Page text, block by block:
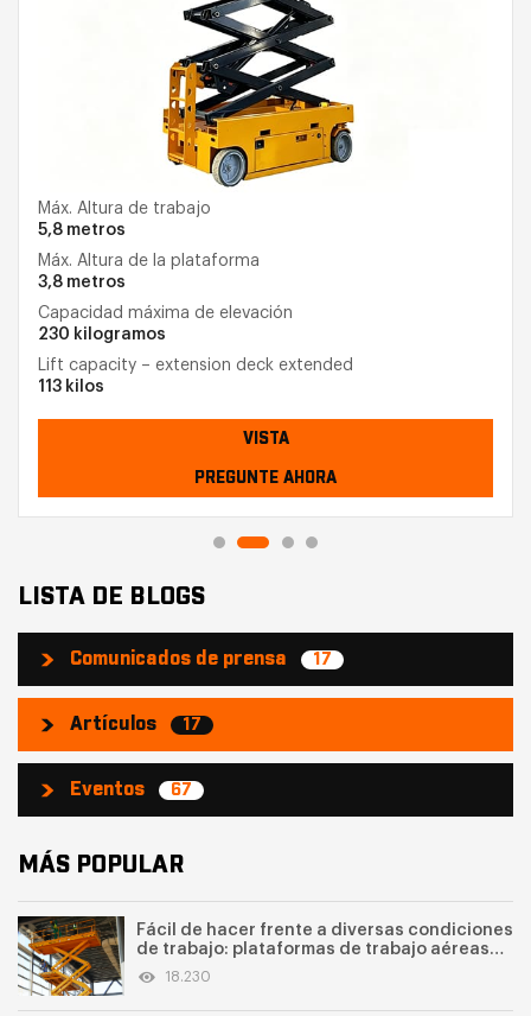
Máx. Altura de trabajo
5,8 metros
Máx. Altura de la plataforma
3,8 metros
Capacidad máxima de elevación
230 kilogramos
Lift capacity – extension deck extended
113 kilos
VISTA
PREGUNTE AHORA
LISTA DE BLOGS
Comunicados de prensa 17
Artículos 17
Eventos 67
MÁS POPULAR
Fácil de hacer frente a diversas condiciones
de trabajo: plataformas de trabajo aéreas
de tipo tijera
18.230